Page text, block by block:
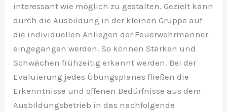
interessant wie möglich zu gestalten. Gezielt kann
durch die Ausbildung in der kleinen Gruppe auf
die individuellen Anliegen der Feuerwehrmänner
eingegangen werden. So können Stärken und
Schwächen frühzeitig erkannt werden. Bei der
Evaluierung jedes Übungsplanes fließen die
Erkenntnisse und offenen Bedürfnisse aus dem
Ausbildungsbetrieb in das nachfolgende